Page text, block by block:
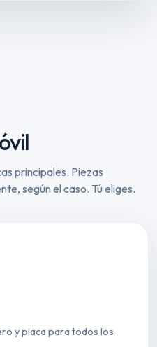
principales. Piezas
según el caso. Tú eliges.
y placa para todos los